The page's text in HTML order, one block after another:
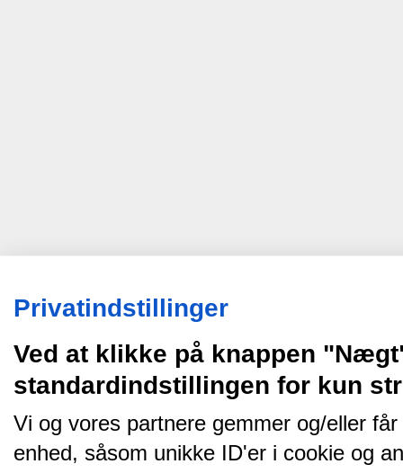
Privatindstillinger
Ved at klikke på knappen
standardindstillingen for kun
Vi og vores partnere gemmer og/eller
enhed, såsom unikke ID'er i cookie og